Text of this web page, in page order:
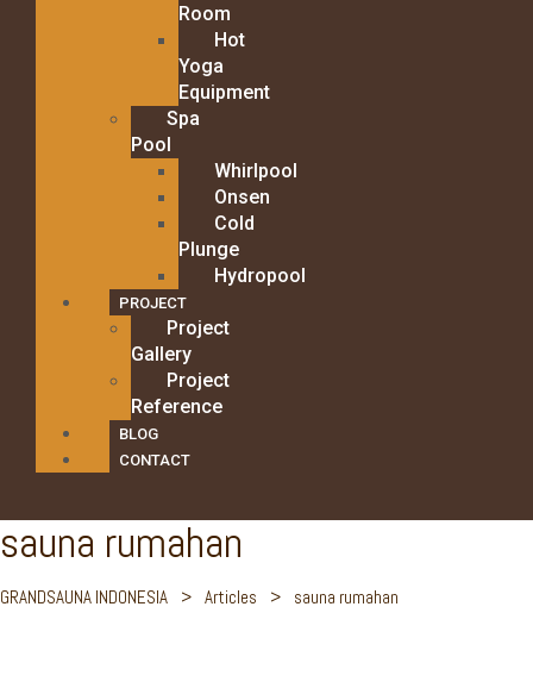
Room
Hot
Yoga
Equipment
Spa
Pool
Whirlpool
Onsen
Cold
Plunge
Hydropool
PROJECT
Project
Gallery
Project
Reference
BLOG
CONTACT
sauna rumahan
GRANDSAUNA INDONESIA > Articles > sauna rumahan